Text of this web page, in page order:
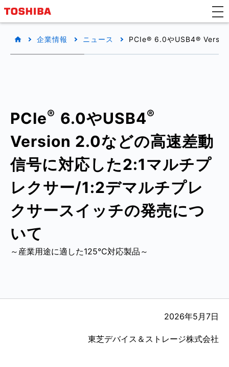
企業情報 ニュース PCIe® 6.0やUSB4®
PCIe® 6.0やUSB4®
Version 2.0などの高速差動
信号に対応した2:1マルチプ
レクサー/1:2デマルチプレ
クサースイッチの発売につ
いて
～産業用途に適した125°C対応製品～
2026年5月7日
東芝デバイス＆ストレージ株式会社